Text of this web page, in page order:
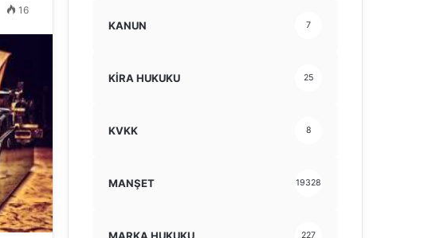
16
KANUN 7
KİRA HUKUKU 25
KVKK 8
MANŞET 19328
MARKA HUKUKU 227